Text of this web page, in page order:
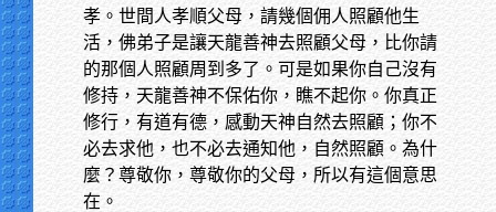
孝。世間人孝順父母，請幾個佣人照顧他生
活，佛弟子是讓天龍善神去照顧父母，比你請
的那個人照顧周到多了。可是如果你自己沒有
修持，天龍善神不保佑你，瞧不起你。你真正
修行，有道有德，感動天神自然去照顧；你不
必去求他，也不必去通知他，自然照顧。為什
麼？尊敬你，尊敬你的父母，所以有這個意思
在。